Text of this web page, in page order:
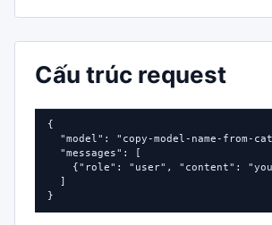
Cấu trúc request
{
"model": "copy-model-name-from-
  "messages": [
{"role": "user", "content":
  ]
}